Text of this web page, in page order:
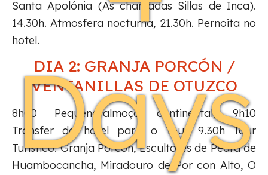
Days
Santa Apolónia (As chamadas Sillas de Inca).
14.30h. Atmosfera nocturna, 21.30h. Pernoita no
hotel.
DIA 2: GRANJA PORCÓN /
VENTANILLAS DE OTUZCO
8h00 Pequeno-almoço continental, 9h10
Transfer do hotel para o Tour. 9.30h Tour
Turístico: Granja Porcón, Escultores de Pedra de
Huambocancha, Miradouro de Por con Alto, O